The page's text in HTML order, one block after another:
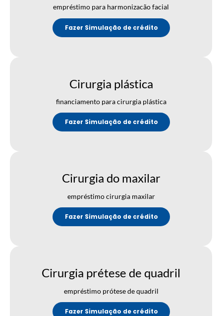
empréstimo para harmonizacão facial
Fazer Simulação de crédito
Cirurgia plástica
financiamento para cirurgia plástica
Fazer Simulação de crédito
Cirurgia do maxilar
empréstimo cirurgia maxilar
Fazer Simulação de crédito
Cirurgia prétese de quadril
empréstimo prótese de quadril
Fazer Simulação de crédito